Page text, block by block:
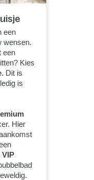
een
wensen.
een
Kies
. Dit is
is
Hier
VIP